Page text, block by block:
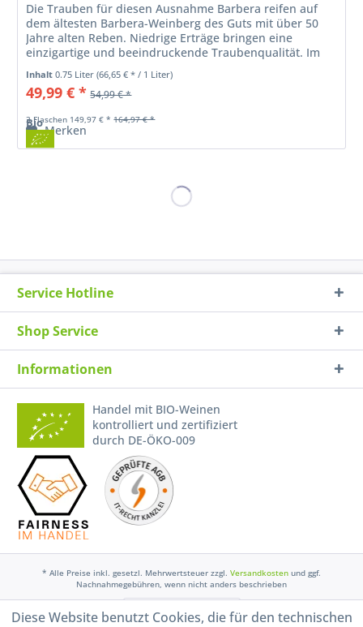
Bio
Die Trauben für diesen Ausnahme Barbera reifen auf
dem ältesten Barbera-Weinberg des Guts mit über 50
Jahre alten Reben. Niedrige Erträge bringen eine
einzigartige und beeindruckende Traubenqualität. Im
Bouquet sehr frisch mit Noten nach...
Inhalt0.75 Liter(66,65 € * / 1 Liter)
49,99 € * 54,99 € *
3 Flaschen 149,97 € * 164,97 € *
Merken
Service Hotline
Shop Service
Informationen
Handel mit BIO-Weinen
kontrolliert und zertifiziert
durch DE-ÖKO-009
* Alle Preise inkl. gesetzl. Mehrwertsteuer zzgl. Versandkosten und ggf.
Nachnahmegebühren, wenn nicht anders beschrieben
Widerruf erklären
Diese Website benutzt Cookies, die für den technischen